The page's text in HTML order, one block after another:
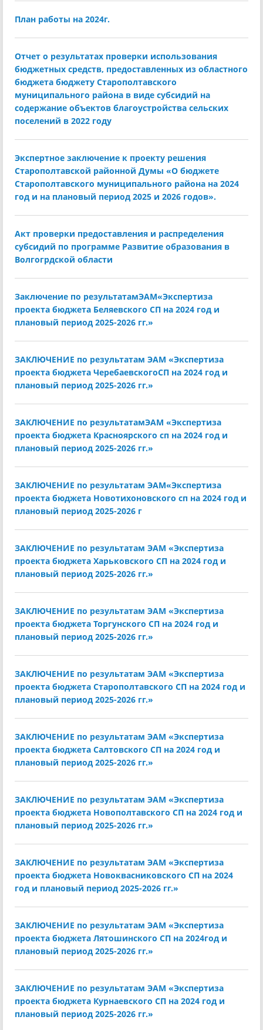
План работы на 2024г.
Отчет о результатах проверки использования
бюджетных средств, предоставленных из областного
бюджета бюджету Старополтавского
муниципального района в виде субсидий на
содержание объектов благоустройства сельских
поселений в 2022 году
Экспертное заключение к проекту решения
Старополтавской районной Думы «О бюджете
Старополтавского муниципального района на 2024
год и на плановый период 2025 и 2026 годов».
Акт проверки предоставления и распределения
субсидий по программе Развитие образования в
Волгогрдской области
Заключение по результатамЭАМ«Экспертиза
проекта бюджета Беляевского СП на 2024 год и
плановый период 2025-2026 гг.»
ЗАКЛЮЧЕНИЕ по результатам ЭАМ «Экспертиза
проекта бюджета ЧеребаевскогоСП на 2024 год и
плановый период 2025-2026 гг.»
ЗАКЛЮЧЕНИЕ по результатамЭАМ «Экспертиза
проекта бюджета Красноярского сп на 2024 год и
плановый период 2025-2026 гг.»
ЗАКЛЮЧЕНИЕ по результатам ЭАМ«Экспертиза
проекта бюджета Новотихоновского сп на 2024 год и
плановый период 2025-2026 г
ЗАКЛЮЧЕНИЕ по результатам ЭАМ «Экспертиза
проекта бюджета Харьковского СП на 2024 год и
плановый период 2025-2026 гг.»
ЗАКЛЮЧЕНИЕ по результатам ЭАМ «Экспертиза
проекта бюджета Торгунского СП на 2024 год и
плановый период 2025-2026 гг.»
ЗАКЛЮЧЕНИЕ по результатам ЭАМ «Экспертиза
проекта бюджета Старополтавского СП на 2024 год и
плановый период 2025-2026 гг.»
ЗАКЛЮЧЕНИЕ по результатам ЭАМ «Экспертиза
проекта бюджета Салтовского СП на 2024 год и
плановый период 2025-2026 гг.»
ЗАКЛЮЧЕНИЕ по результатам ЭАМ «Экспертиза
проекта бюджета Новополтавского СП на 2024 год и
плановый период 2025-2026 гг.»
ЗАКЛЮЧЕНИЕ по результатам ЭАМ «Экспертиза
проекта бюджета Новоквасниковского СП на 2024
год и плановый период 2025-2026 гг.»
ЗАКЛЮЧЕНИЕ по результатам ЭАМ «Экспертиза
проекта бюджета Лятошинского СП на 2024год и
плановый период 2025-2026 гг.»
ЗАКЛЮЧЕНИЕ по результатам ЭАМ «Экспертиза
проекта бюджета Курнаевского СП на 2024 год и
плановый период 2025-2026 гг.»